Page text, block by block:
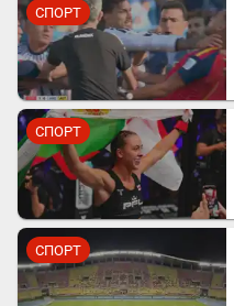
СПОРТ
СПОРТ
СПОРТ